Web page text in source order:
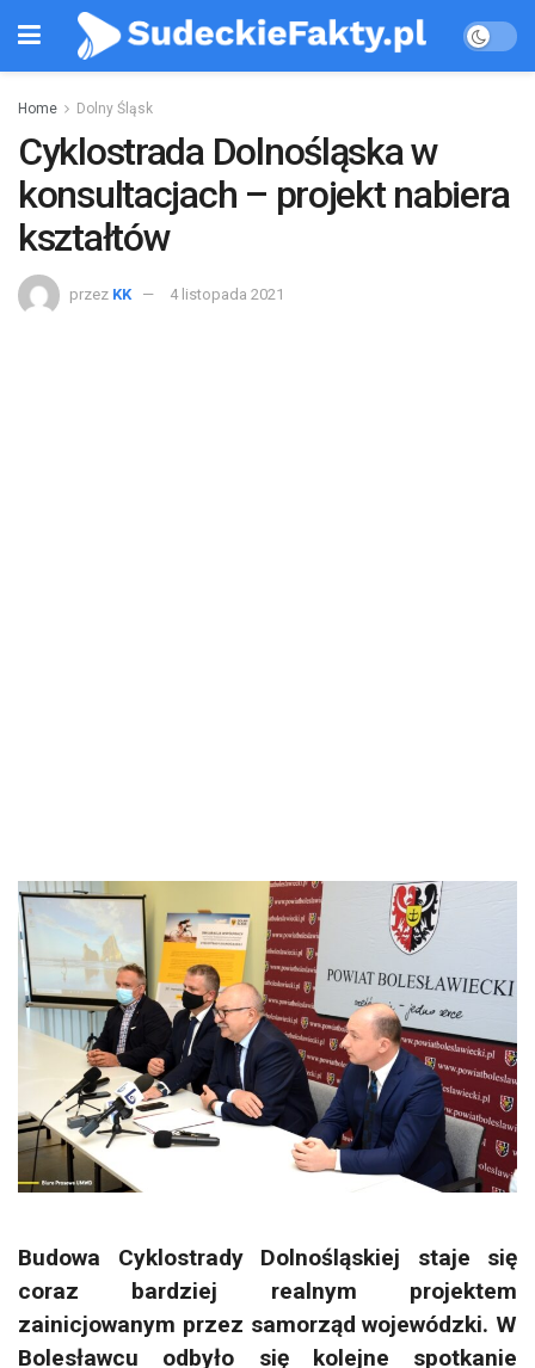
Home Dolny Śląsk
Cyklostrada Dolnośląska w
konsultacjach – projekt nabiera
kształtów
przez KK 4 listopada 2021
Budowa Cyklostrady Dolnośląskiej staje się
coraz bardziej realnym projektem
zainicjowanym przez samorząd wojewódzki. W
Bolesławcu odbyło się kolejne spotkanie